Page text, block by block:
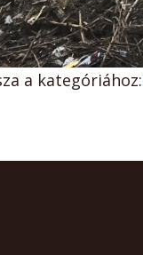
a kategóriához: